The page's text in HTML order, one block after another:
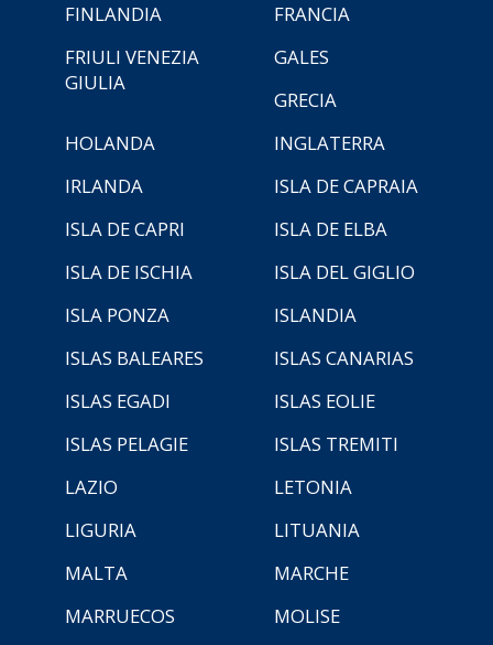
FINLANDIA
FRANCIA
FRIULI VENEZIA
GIULIA
GALES
GRECIA
HOLANDA
INGLATERRA
IRLANDA
ISLA DE CAPRAIA
ISLA DE CAPRI
ISLA DE ELBA
ISLA DE ISCHIA
ISLA DEL GIGLIO
ISLA PONZA
ISLANDIA
ISLAS BALEARES
ISLAS CANARIAS
ISLAS EGADI
ISLAS EOLIE
ISLAS PELAGIE
ISLAS TREMITI
LAZIO
LETONIA
LIGURIA
LITUANIA
MALTA
MARCHE
MARRUECOS
MOLISE